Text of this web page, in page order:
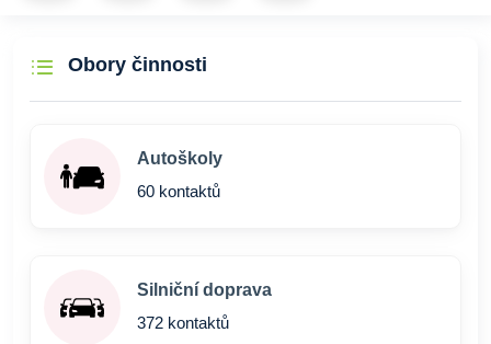
Obory činnosti
Autoškoly
60 kontaktů
Silniční doprava
372 kontaktů